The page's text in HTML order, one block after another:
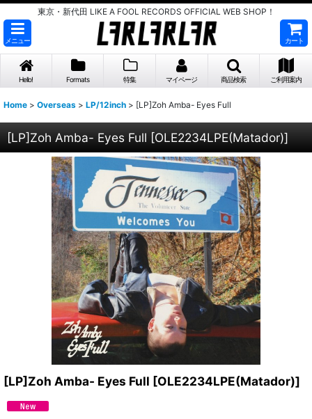
東京・新代田 LIKE A FOOL RECORDS OFFICIAL WEB SHOP！
メニュー カート
Hello! Formats 特集 マイページ 商品検索 ご利用案内
Home > Overseas > LP/12inch > [LP]Zoh Amba- Eyes Full
[LP]Zoh Amba- Eyes Full [OLE2234LPE(Matador)]
[LP]Zoh Amba- Eyes Full [OLE2234LPE(Matador)]